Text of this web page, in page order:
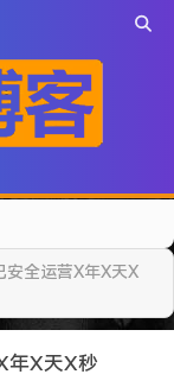
安全运营X年X天X
年X天X秒